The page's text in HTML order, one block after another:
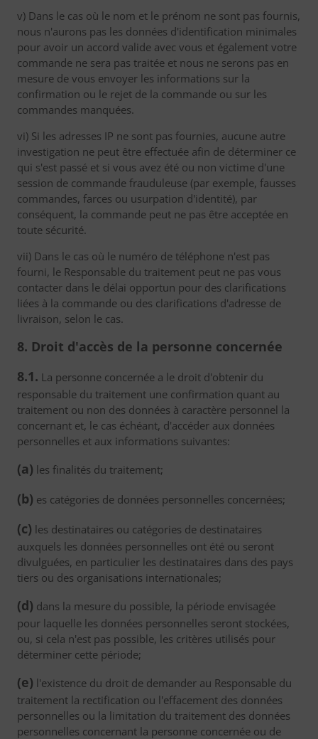
v) Dans le cas où le nom et le prénom ne sont pas fournis,
nous n'aurons pas les données d'identification minimales
pour avoir un accord valide avec vous et également votre
commande ne sera pas traitée et nous ne serons pas en
mesure de vous envoyer les informations sur la
confirmation ou le rejet de la commande ou sur les
commandes manquées.
vi) Si les adresses IP ne sont pas fournies, aucune autre
investigation ne peut être effectuée afin de déterminer ce
qui s'est passé et si vous avez été ou non victime d'une
session de commande frauduleuse (par exemple, fausses
commandes, farces ou usurpation d'identité), par
conséquent, la commande peut ne pas être acceptée en
toute sécurité.
vii) Dans le cas où le numéro de téléphone n'est pas
fourni, le Responsable du traitement peut ne pas vous
contacter dans le délai opportun pour des clarifications
liées à la commande ou des clarifications d'adresse de
livraison, selon le cas.
8. Droit d'accès de la personne concernée
8.1. La personne concernée a le droit d'obtenir du
responsable du traitement une confirmation quant au
traitement ou non des données à caractère personnel la
concernant et, le cas échéant, d'accéder aux données
personnelles et aux informations suivantes:
(a) les finalités du traitement;
(b) es catégories de données personnelles concernées;
(c) les destinataires ou catégories de destinataires
auxquels les données personnelles ont été ou seront
divulguées, en particulier les destinataires dans des pays
tiers ou des organisations internationales;
(d) dans la mesure du possible, la période envisagée
pour laquelle les données personnelles seront stockées,
ou, si cela n'est pas possible, les critères utilisés pour
déterminer cette période;
(e) l'existence du droit de demander au Responsable du
traitement la rectification ou l'effacement des données
personnelles ou la limitation du traitement des données
personnelles concernant la personne concernée ou de